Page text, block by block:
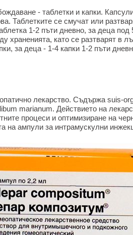
- таблетки и капки.
Таблетките се смучат или
1-2 пъти дневно, за деца под
храненията, като се разтварят в
за деца - 1-4 капки 1-2 пъти
лекарство. Съдържа suis-
marianum. Действието на
процеси и оптимизиране на
на ампули за интрамускулни